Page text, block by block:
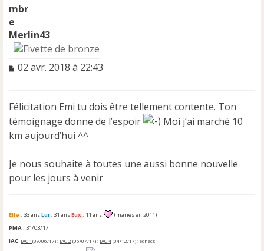
Merlin43
M
s
a
g
e
n
l
02 avr. 2018 à 22:43
Félicitation Emi tu dois être tellement contente. Ton
témoignage donne de l’espoir
Moi j’ai marché 10
km aujourd’hui ^^
Je nous souhaite à toutes une aussi bonne nouvelle
pour les jours à venir
Elle : 33 ansLui: 31 ansEux: 11 ans
(mariés en 2011)
PMA: 31/03/17
IAC IAC 1(09/06/17) ; IAC 2 (05/07/17) ; IAC 4(04/12/17) : échecs